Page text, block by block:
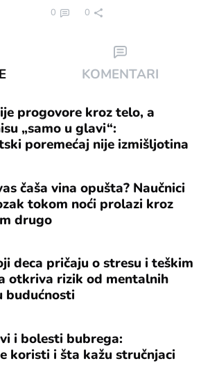
0 0
KOMENTARI
progovore kroz telo, a
„samo u glavi“:
poremećaj nije izmišljotina
čaša vina opušta? Naučnici
tokom noći prolazi kroz
drugo
deca pričaju o stresu i teškim
otkriva rizik od mentalnih
budućnosti
i bolesti bubrega:
koristi i šta kažu stručnjaci